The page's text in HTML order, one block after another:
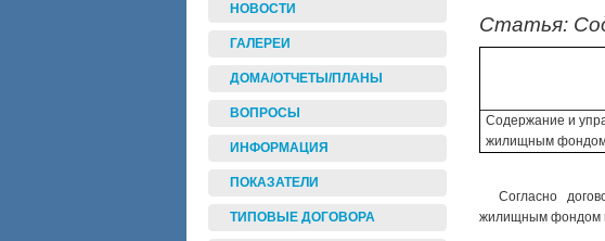
НОВОСТИ
ГАЛЕРЕИ
ДОМА/ОТЧЕТЫ/ПЛАНЫ
ВОПРОСЫ
ИНФОРМАЦИЯ
ПОКАЗАТЕЛИ
ТИПОВЫЕ ДОГОВОРА
Статья:
Содержание и
жилищным
Согласно
жилищным фондом в